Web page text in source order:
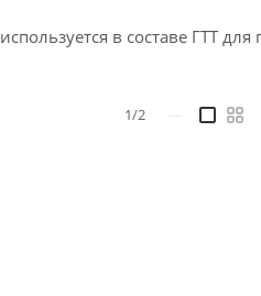
в составе ГТТ
1/2